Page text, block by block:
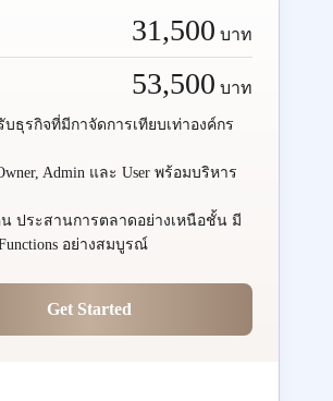
31,500 บาท
53,500 บาท
บธุรกิจที่มีกาจัดการเทียบเท่าองค์กร
Admin และ User พร้อมบริหาร
ประสานการตลาดอย่างเหนือชั้น มี
อย่างสมบูรณ์
Get Started